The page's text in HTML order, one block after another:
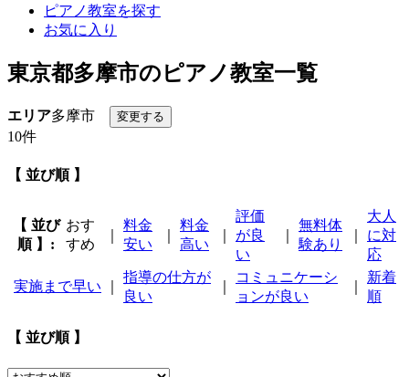
ピアノ教室を探す
お気に入り
東京都多摩市のピアノ教室一覧
エリア多摩市
10件
【 並び順 】
【 並び
順 】:
おす
すめ
料金
安い
料金
高い
評価
が良
い
無料体
験あり
大人
に対
応
実施まで早い
指導の仕方が
良い
コミュニケーシ
ョンが良い
新着
順
【 並び順 】